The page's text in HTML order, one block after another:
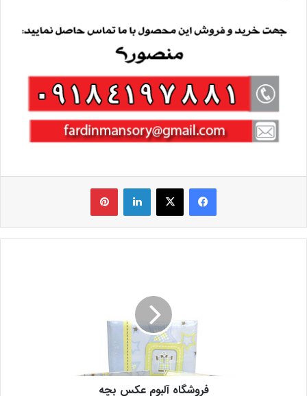
فیس بوک X لینکدین ‫پین‌ترست
فروشگاه آلبوم عکس بچه